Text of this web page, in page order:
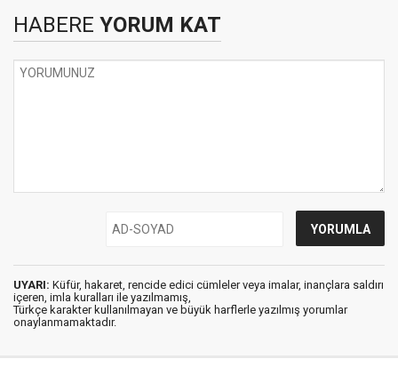
HABERE YORUM KAT
UYARI: Küfür, hakaret, rencide edici cümleler veya imalar, inançlara saldırı
içeren, imla kuralları ile yazılmamış,
Türkçe karakter kullanılmayan ve büyük harflerle yazılmış yorumlar
onaylanmamaktadır.